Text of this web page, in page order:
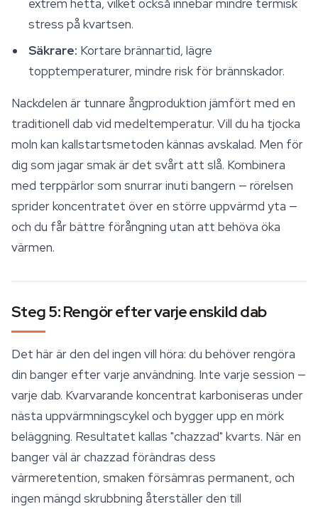
extrem hetta, vilket också innebär mindre termisk
stress på kvartsen.
Säkrare: Kortare brännartid, lägre
topptemperaturer, mindre risk för brännskador.
Nackdelen är tunnare ångproduktion jämfört med en
traditionell dab vid medeltemperatur. Vill du ha tjocka
moln kan kallstartsmetoden kännas avskalad. Men för
dig som jagar smak är det svårt att slå. Kombinera
med terppärlor som snurrar inuti bangern — rörelsen
sprider koncentratet över en större uppvärmd yta —
och du får bättre förångning utan att behöva öka
värmen.
Steg 5: Rengör efter varje enskild dab
Det här är den del ingen vill höra: du behöver rengöra
din banger efter varje användning. Inte varje session —
varje dab. Kvarvarande koncentrat karboniseras under
nästa uppvärmningscykel och bygger upp en mörk
beläggning. Resultatet kallas "chazzad" kvarts. När en
banger väl är chazzad förändras dess
värmeretention, smaken försämras permanent, och
ingen mängd skrubbning återställer den till